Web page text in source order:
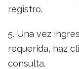
registro.
5. Una vez
requerida, haz
consulta.